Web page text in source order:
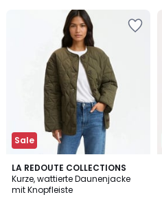
Sale
LA REDOUTE COLLECTIONS
Kurze, wattierte Daunenjacke
mit Knopfleiste
4,8
/ 5
3
Farben